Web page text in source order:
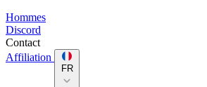
Hommes
Discord
Contact
Affiliation
FR